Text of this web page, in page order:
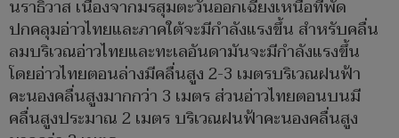
นราธิวาส เนื่องจากมรสุมตะวันออกเฉียงเหนือที่พัด
ปกคลุมอ่าวไทยและภาคใต้จะมีกำลังแรงขึ้น สำหรับคลื่น
ลมบริเวณอ่าวไทยและทะเลอันดามันจะมีกำลังแรงขึ้น
โดยอ่าวไทยตอนล่างมีคลื่นสูง 2-3 เมตรบริเวณฝนฟ้า
คะนองคลื่นสูงมากกว่า 3 เมตร ส่วนอ่าวไทยตอนบนมี
คลื่นสูงประมาณ 2 เมตร บริเวณฝนฟ้าคะนองคลื่นสูง